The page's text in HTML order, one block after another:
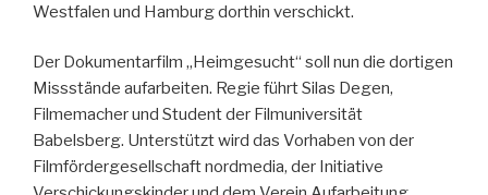
Westfalen und Hamburg dorthin verschickt.
Der Dokumentarfilm „Heimgesucht“ soll nun die dortigen
Missstände aufarbeiten. Regie führt Silas Degen,
Filmemacher und Student der Filmuniversität
Babelsberg. Unterstützt wird das Vorhaben von der
Filmfördergesellschaft nordmedia, der Initiative